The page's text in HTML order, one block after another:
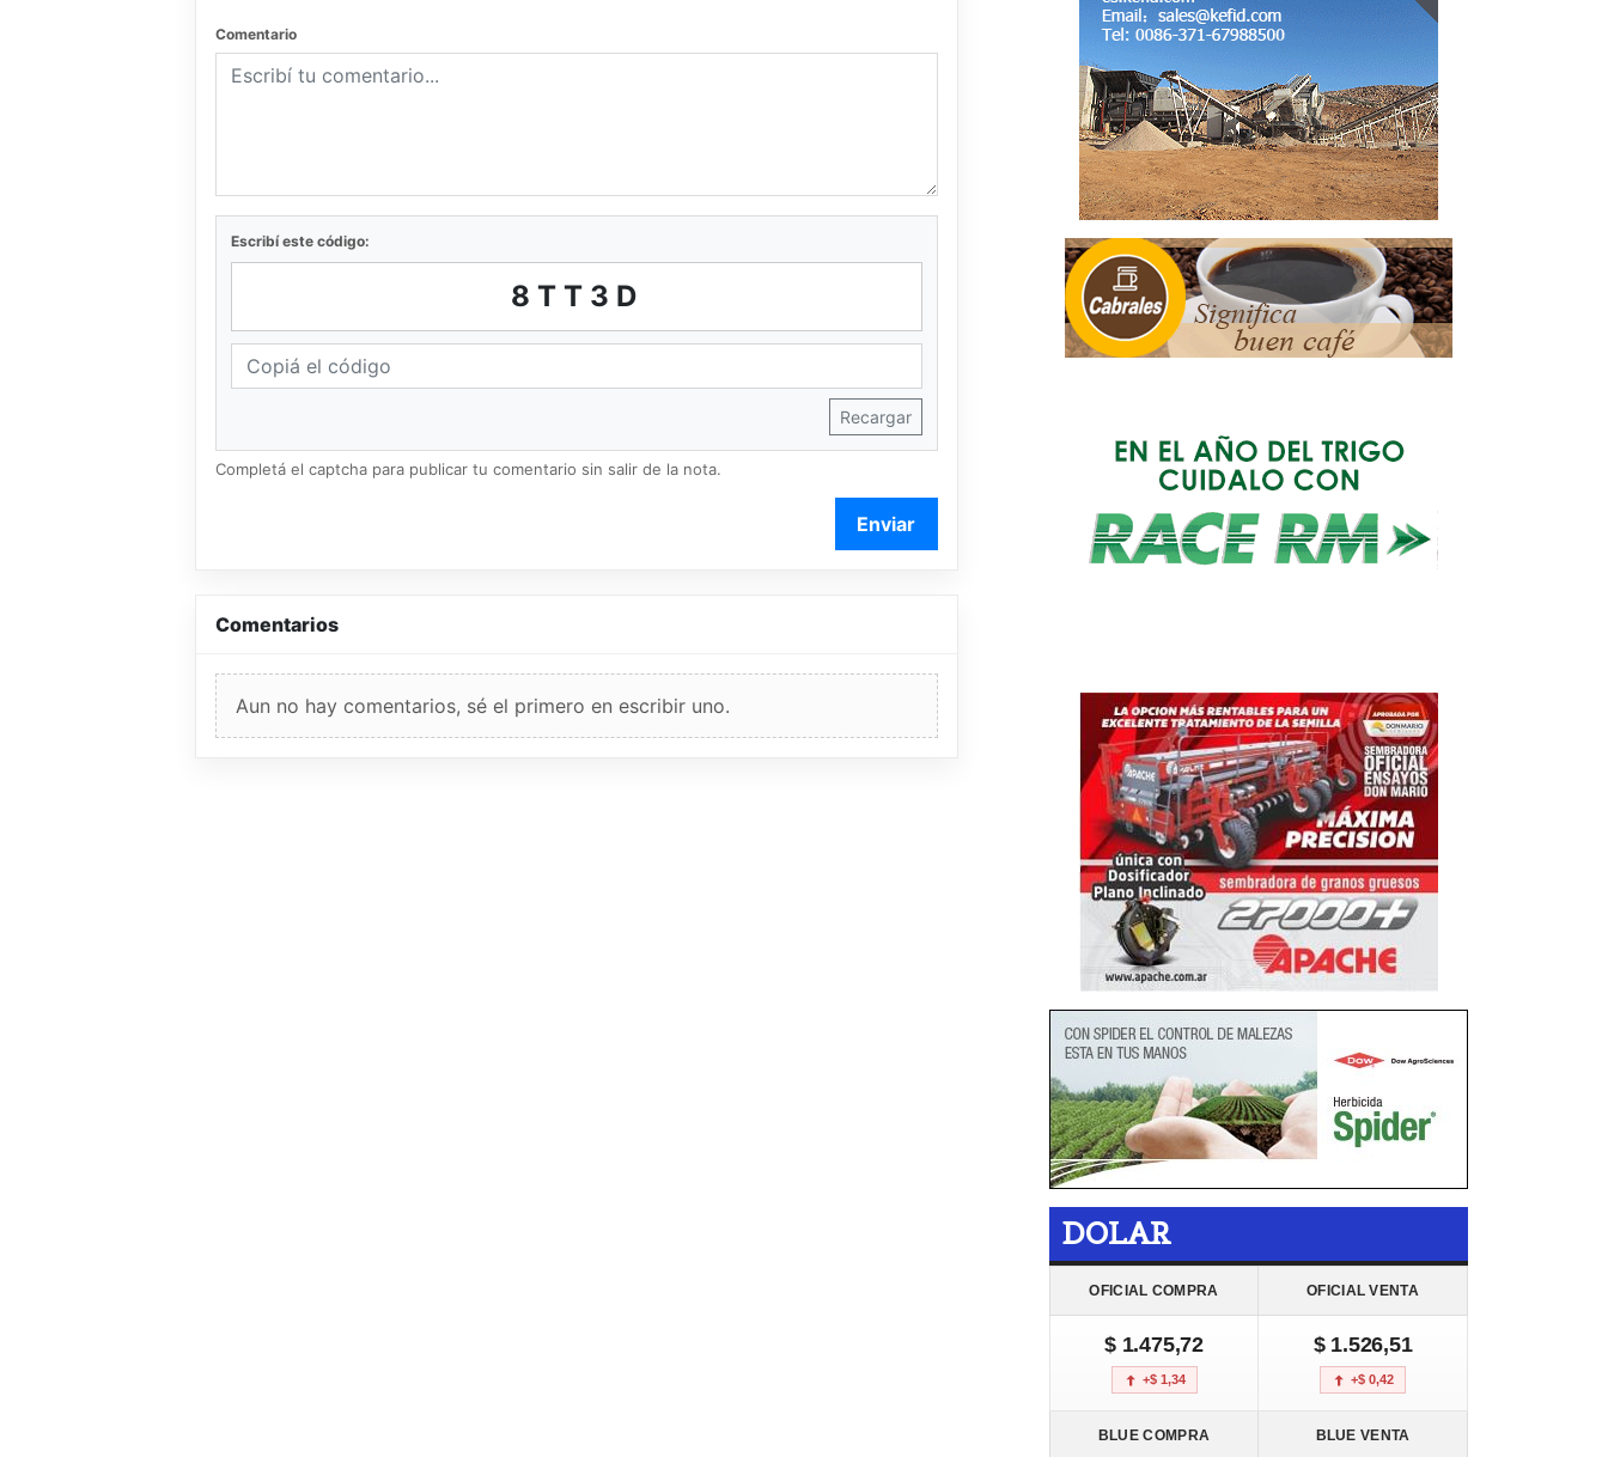
Comentario
Escribí este código:
8TT3D
Recargar
Completá el captcha para publicar tu comentario sin salir de la nota.
Enviar
Comentarios
Aun no hay comentarios, sé el primero en escribir uno.
DOLAR
OFICIAL COMPRA OFICIAL VENTA
$ 1.475,72
+$ 1,34
$ 1.526,51
+$ 0,42
BLUE COMPRA BLUE VENTA